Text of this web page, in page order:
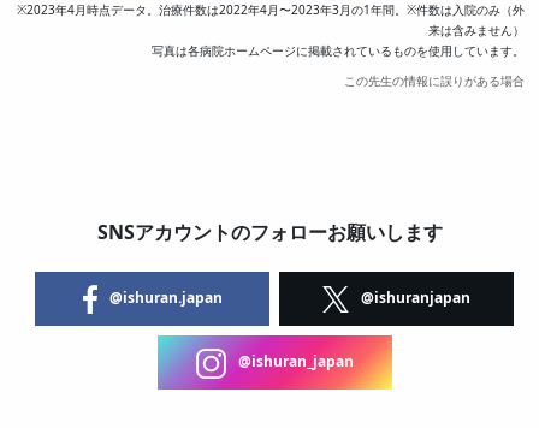
※2023年4月時点データ。治療件数は2022年4月〜2023年3月の1年間。※件数は入院のみ（外
来は含みません）
写真は各病院ホームページに掲載されているものを使用しています。
この先生の情報に誤りがある場合
SNSアカウントのフォローお願いします
@ishuran.japan @ishuranjapan
@ishuran_japan